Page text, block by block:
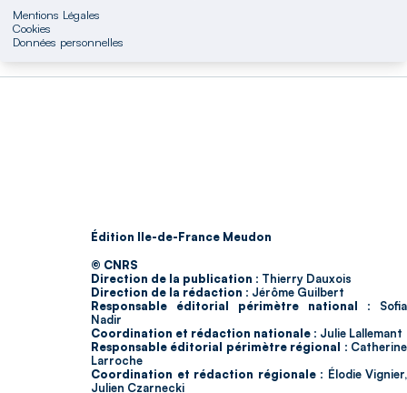
Mentions Légales
Cookies
Données personnelles
Édition Ile-de-France Meudon
© CNRS
Direction de la publication : Thierry Dauxois
Direction de la rédaction : Jérôme Guilbert
Responsable éditorial périmètre national : Sofia
Nadir
Coordination et rédaction nationale : Julie Lallemant
Responsable éditorial périmètre régional : Catherine
Larroche
Coordination et rédaction régionale : Élodie Vignier,
Julien Czarnecki